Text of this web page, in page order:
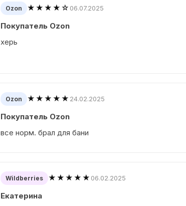
Ozon ★★★★☆ 06.07.2025
Покупатель Ozon
херь
Ozon ★★★★★ 24.02.2025
Покупатель Ozon
все норм. брал для бани
Wildberries ★★★★★ 06.02.2025
Екатерина